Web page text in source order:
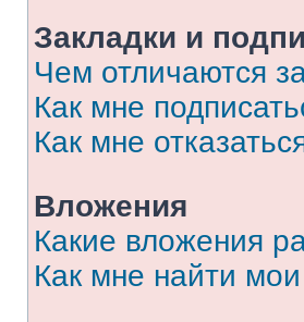
Закладки и
Чем отличаются
Как мне
Как мне
Вложения
Какие вложения
Как мне найти